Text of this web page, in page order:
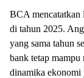
BCA mencatatkan
di tahun 2025.
yang sama tahun
bank tetap mampu
dinamika ekonomi